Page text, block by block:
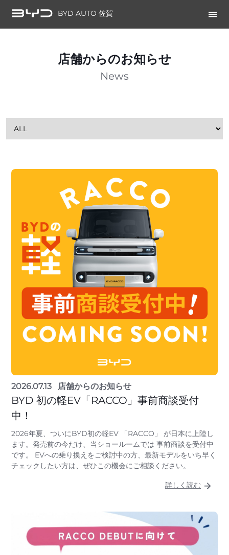
BYD AUTO 佐賀
店舗からのお知らせ
News
2026.07.13 店舗からのお知らせ
BYD 初の軽EV「RACCO」事前商談受付
中！
2026年夏、ついにBYD初の軽EV 「RACCO」 が日本に上陸し
ます。発売前の今だけ、当ショールームでは 事前商談を受付中
です。 EVへの乗り換えをご検討中の方、最新モデルをいち早く
チェックしたい方は、ぜひこの機会にご相談ください。
詳しく読む